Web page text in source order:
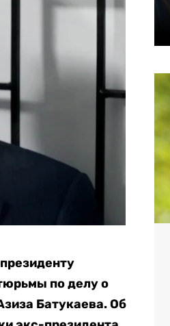
по делу о
Батукаева. Об